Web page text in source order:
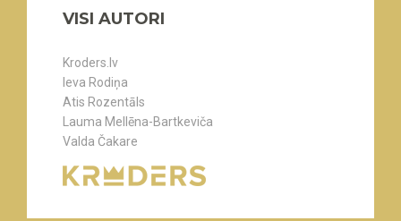
VISI AUTORI
Kroders.lv
Ieva Rodiņa
Atis Rozentāls
Lauma Mellēna-Bartkeviča
Valda Čakare